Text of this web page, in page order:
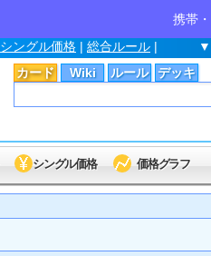
携帯
カード Wiki ルール デッキ
シングル価格 | 総合ルール |
シングル価格 価格グラフ